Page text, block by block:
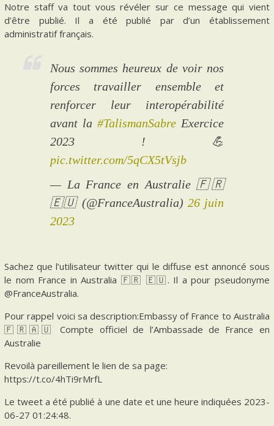
Notre staff va tout vous révéler sur ce message qui vient
d’être publié. Il a été publié par d’un établissement
administratif français.
Nous sommes heureux de voir nos
forces travailler ensemble et
renforcer leur interopérabilité
avant la #TalismanSabreExercice
2023 ! 💪
pic.twitter.com/5qCX5tVsjb
— La France en Australie 🇫🇷
🇪🇺 (@FranceAustralia) 26 juin
2023
Sachez que l’utilisateur twitter qui le diffuse est annoncé sous
le nom France in Australia 🇫🇷 🇪🇺. Il a pour pseudonyme
@FranceAustralia.
Pour rappel voici sa description:Embassy of France to Australia
🇫🇷🇦🇺 Compte officiel de l’Ambassade de France en
Australie
Revoilà pareillement le lien de sa page:
https://t.co/4hTi9rMrfL
Le tweet a été publié à une date et une heure indiquées 2023-
06-27 01:24:48.